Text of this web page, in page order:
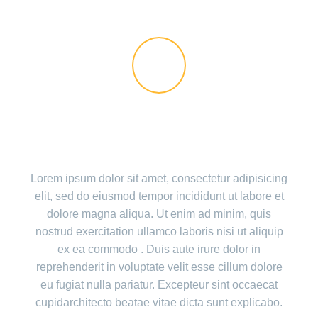
Lorem ipsum dolor sit amet, consectetur adipisicing
elit, sed do eiusmod tempor incididunt ut labore et
dolore magna aliqua. Ut enim ad minim, quis
nostrud exercitation ullamco laboris nisi ut aliquip
ex ea commodo . Duis aute irure dolor in
reprehenderit in voluptate velit esse cillum dolore
eu fugiat nulla pariatur. Excepteur sint occaecat
cupidarchitecto beatae vitae dicta sunt explicabo.